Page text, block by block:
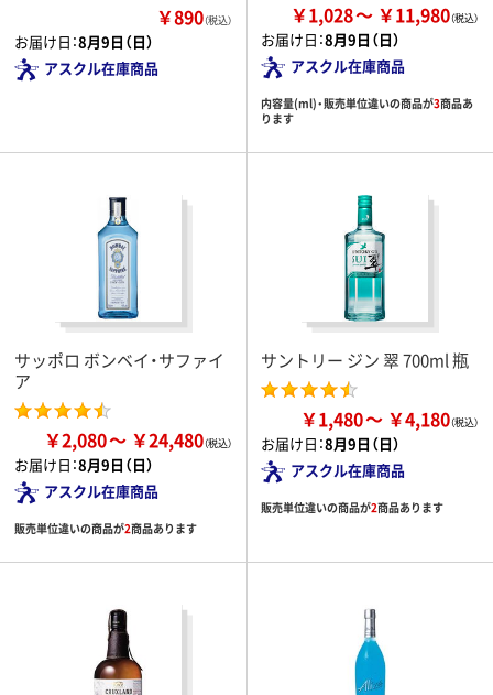
￥890（税込）
お届け日：8月9日（日）
アスクル在庫商品
￥1,028 ￥11,980
お届け日：8月9日（日）
アスクル在庫商品
内容量(ml)・販売単位違いの商品が3商品あ
ります
サッポロ ボンベイ・サファイ
ア
￥2,080 ￥24,480
お届け日：8月9日（日）
アスクル在庫商品
販売単位違いの商品が2商品あります
サントリー ジン 翠 700ml 瓶
￥1,480 ￥4,180
お届け日：8月9日（日）
アスクル在庫商品
販売単位違いの商品が2商品あります